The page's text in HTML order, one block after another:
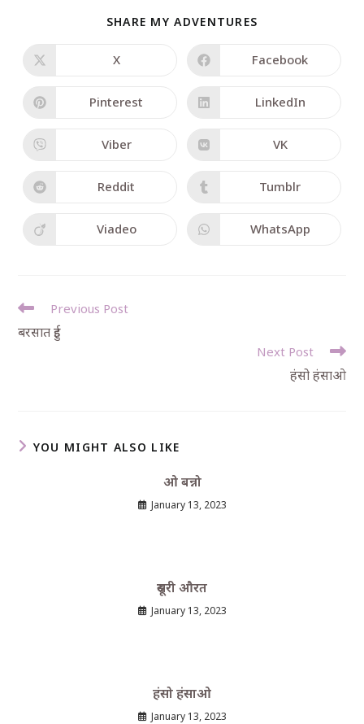
SHARE MY ADVENTURES
X Facebook
Pinterest LinkedIn
Viber VK
Reddit Tumblr
Viadeo WhatsApp
Previous Post
बरसात हुई
Next Post
हंसो हंसाओ
YOU MIGHT ALSO LIKE
ओ बन्नो
January 13, 2023
दूसरी औरत
January 13, 2023
हंसो हंसाओ
January 13, 2023